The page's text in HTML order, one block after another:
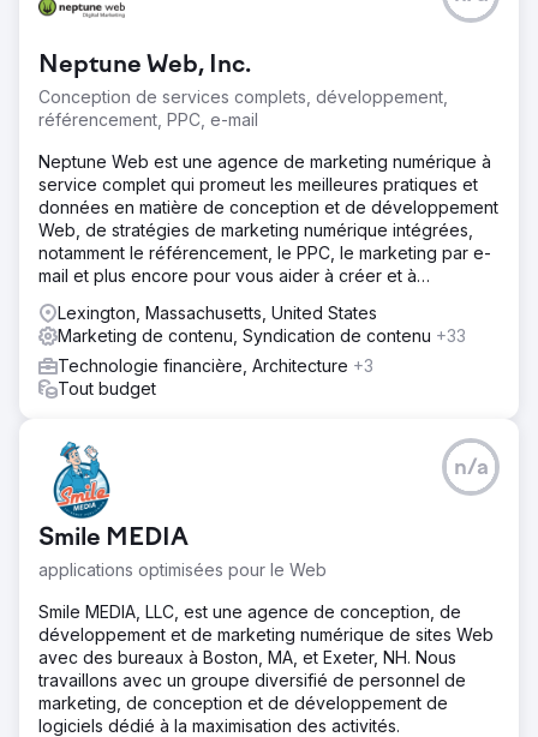
Neptune Web, Inc.
Conception de services complets, développement,
référencement, PPC, e-mail
Neptune Web est une agence de marketing numérique à
service complet qui promeut les meilleures pratiques et
données en matière de conception et de développement
Web, de stratégies de marketing numérique intégrées,
notamment le référencement, le PPC, le marketing par e-
mail et plus encore pour vous aider à créer et à
Lexington, Massachusetts, United States
Marketing de contenu, Syndication de contenu +33
Technologie financière, Architecture +3
Tout budget
Smile MEDIA
applications optimisées pour le Web
n/a
Smile MEDIA, LLC, est une agence de conception, de
développement et de marketing numérique de sites Web
avec des bureaux à Boston, MA, et Exeter, NH. Nous
travaillons avec un groupe diversifié de personnel de
marketing, de conception et de développement de
logiciels dédié à la maximisation des activités.